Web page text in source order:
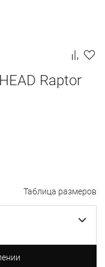
Raptor
Таблица размеров